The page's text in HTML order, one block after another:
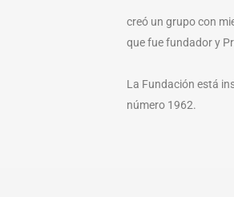
creó un grupo con
que fue fundador y
La Fundación está
número 1962.